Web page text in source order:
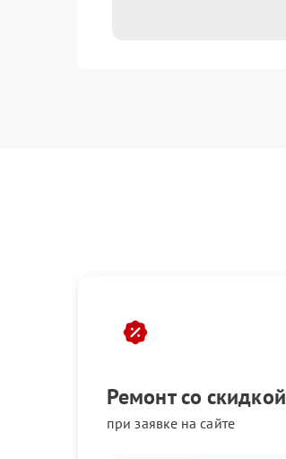
Ремонт со скидкой
при заявке на сайте